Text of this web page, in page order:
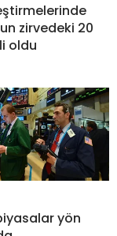
zirvedeki 20
oldu
yön